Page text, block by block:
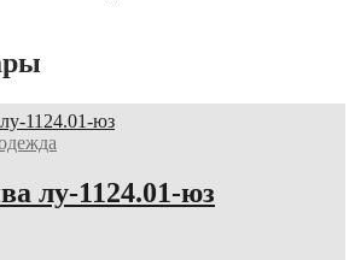
лу-1124.01-юз